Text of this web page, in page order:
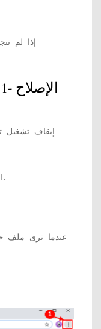
إذا لم
إيقاف تشغيل
نافذة او شباك.
2. عندما ترى ملف